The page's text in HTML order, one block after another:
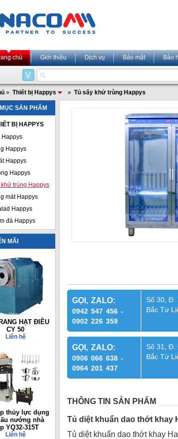
chủ Giới thiệu Dịch vụ Bảo mật Bảo
» Thiết bị Happys » Tủ sấy khử trùng Happys
SẢN PHẨM
BỊ HAPPYS
Happys
Happys
Happys
Happys
khử trùng Happys
mát Happys
Happys
đá Happys
MÃI
HẠT ĐIỀU
CY 50
Liên hệ
thủy lực dụng
nướng nhà
YQ32-315T
Liên hệ
GỌI, ZALO:
0942 547 456 -
0902 226 359
Số 30, Đ.
Bắc Từ
GỌI, ZALO:
0906 066 638 -
0964 201 437
Số 31, Đ.
Bắc Từ
THÔNG TIN SẢN PHẨM
Tủ diệt khuẩn dao thớt khay
Tủ diệt khuẩn dao thớt khay